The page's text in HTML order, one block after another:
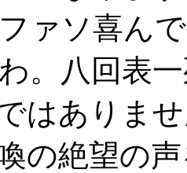
ァソ喜ん
。八回表
ではありま
の絶望の